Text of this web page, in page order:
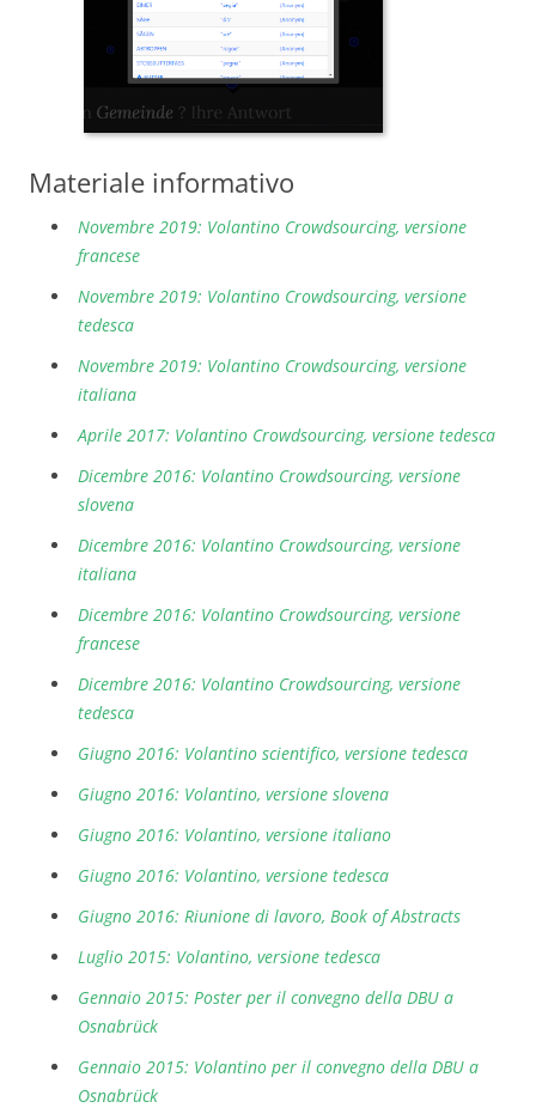
Materiale informativo
Novembre 2019: Volantino Crowdsourcing, versione
francese
Novembre 2019: Volantino Crowdsourcing, versione
tedesca
Novembre 2019: Volantino Crowdsourcing, versione
italiana
Aprile 2017: Volantino Crowdsourcing, versione tedesca
Dicembre 2016: Volantino Crowdsourcing, versione
slovena
Dicembre 2016: Volantino Crowdsourcing, versione
italiana
Dicembre 2016: Volantino Crowdsourcing, versione
francese
Dicembre 2016: Volantino Crowdsourcing, versione
tedesca
Giugno 2016: Volantino scientifico, versione tedesca
Giugno 2016: Volantino, versione slovena
Giugno 2016: Volantino, versione italiano
Giugno 2016: Volantino, versione tedesca
Giugno 2016: Riunione di lavoro, Book of Abstracts
Luglio 2015: Volantino, versione tedesca
Gennaio 2015: Poster per il convegno della DBU a
Osnabrück
Gennaio 2015: Volantino per il convegno della DBU a
Osnabrück